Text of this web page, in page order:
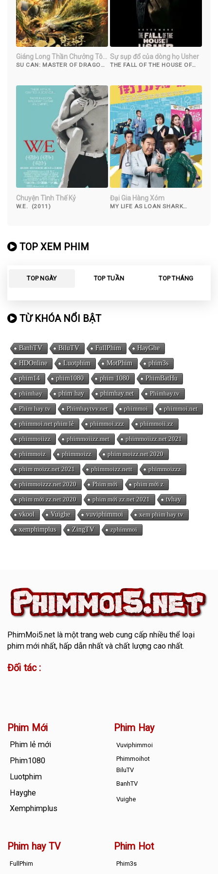
Giáng Long Thần Chưởng Tô
Khất Nhi
SU CAN: MASTER OF DRAGON-
Sự sụp đổ của dòng họ Usher
THE FALL OF THE HOUSE OF
Chuyện Tình Thế Kỷ
W.E. (2011)
Đại Gia Hàng Xóm
MY LIFE AS LOAN SHARK
TOP XEM PHIM
TOP NGÀY TOP TUẦN TOP THÁNG
TỪ KHÓA NỔI BẬT
BanhTV BiluTV FullPhim HayGhe
HDOnline Luotphim MotPhim phim3s
phim14 phim1080 phim 1080 PhimBatHu
phimhay phim hay phimhay.net Phimhay.tv
Phim hay tv Phimhaytvv.net phimmoi phimmoi.net
phimmoi.net phim lẻ phimmoi.zzz phimmoii.zz
phimmoiizz phimmoiizz.met phimmoiizz.net 2021
phimmoiz phimmoizz phim moizz.net 2020
phim moizz.net 2021 phimmoizz.nett phimmoizzz
phimmoizzz.net 2020 Phim mới phim mới z
phim mới zz.net 2020 phim mới zz.net 2021 tvhay
vkool Vuighe vuviphimmoi xem phim hay tv
xemphimplus ZingTV zphimmoi
PhimMoi5.netlà một trang web cung cấp nhiều thể loại
phim mới nhất, hấp dẫn nhất và chất lượng cao nhất.
Đối tác :
Phim Mới
Phim lẻ mới
Phim1080
Luotphim
Hayghe
Xemphimplus
Phim Hay
Vuviphimmoi
Phimmoihot
BiluTV
BanhTV
Vuighe
Phim hay TV
FullPhim
Phim Hot
Phim3s